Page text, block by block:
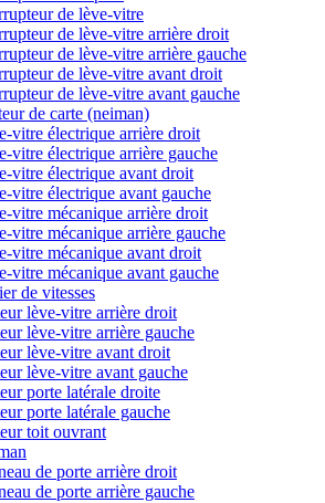
de lève-vitre
de lève-vitre arrière droit
de lève-vitre arrière gauche
de lève-vitre avant droit
de lève-vitre avant gauche
de carte (neiman)
vitre électrique arrière droit
vitre électrique arrière gauche
vitre électrique avant droit
vitre électrique avant gauche
vitre mécanique arrière droit
vitre mécanique arrière gauche
vitre mécanique avant droit
vitre mécanique avant gauche
de vitesses
lève-vitre arrière droit
lève-vitre arrière gauche
lève-vitre avant droit
lève-vitre avant gauche
porte latérale droite
porte latérale gauche
toit ouvrant
de porte arrière droit
de porte arrière gauche